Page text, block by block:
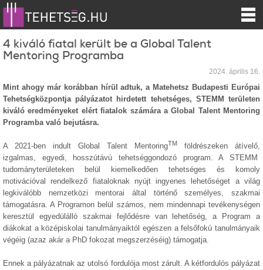
4 kiváló fiatal került be a Global Talent
Mentoring Programba
2024. április 16.
Mint ahogy már korábban hírül adtuk, a Matehetsz Budapesti Európai
Tehetségközpontja pályázatot hirdetett tehetséges, STEMM területen
kiváló eredményeket elért fiatalok számára a Global Talent Mentoring
Programba való bejutásra.
A 2021-ben indult Global Talent MentoringTM
földrészeken átívelő,
izgalmas, egyedi, hosszútávú tehetséggondozó program. A STEMM
tudományterületeken belül kiemelkedően tehetséges és komoly
motivációval rendelkező fiataloknak nyújt ingyenes lehetőséget a világ
legkiválóbb nemzetközi mentorai által történő személyes, szakmai
támogatásra. A Programon belül számos, nem mindennapi tevékenységen
keresztül egyedülálló szakmai fejlődésre van lehetőség, a Program a
diákokat a középiskolai tanulmányaiktól egészen a felsőfokú tanulmányaik
végéig (azaz akár a PhD fokozat megszerzéséig) támogatja.
Ennek a pályázatnak az utolsó fordulója most zárult. A kétfordulós pályázat